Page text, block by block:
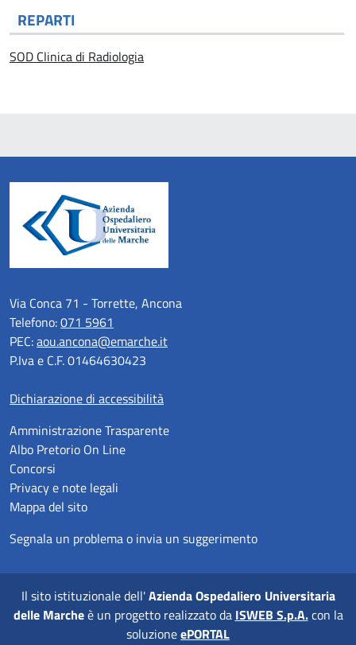
REPARTI
SOD Clinica di Radiologia
Via Conca 71 - Torrette, Ancona
Telefono:071 5961
PEC:aou.ancona@emarche.it
P.Iva e C.F. 01464630423
Dichiarazione di accessibilità
Amministrazione Trasparente
Albo Pretorio On Line
Concorsi
Privacy e note legali
Mappa del sito
Segnala un problema o invia un suggerimento
Il sito istituzionale dell'Azienda Ospedaliero Universitaria
delle Marcheè un progetto realizzato da ISWEB S.p.A.con la
soluzioneePORTAL